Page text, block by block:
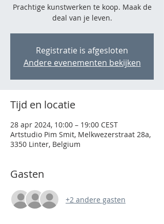
Prachtige kunstwerken te koop. Maak de
deal van je leven.
Registratie is afgesloten
Andere evenementen bekijken
Tijd en locatie
28 apr 2024, 10:00 – 19:00 CEST
Artstudio Pim Smit, Melkwezerstraat 28a,
3350 Linter, Belgium
Gasten
+2 andere gasten